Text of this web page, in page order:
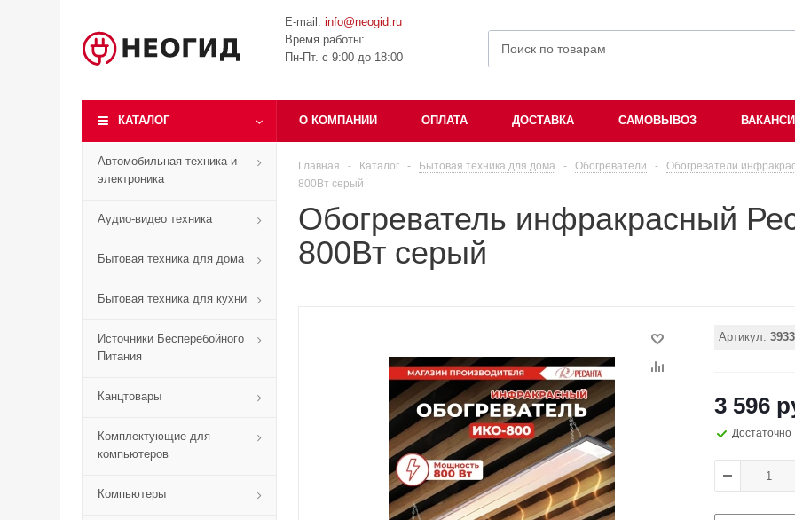
E-mail: info@neogid.ru
Время работы:
Пн-Пт. с 9:00 до 18:00
КАТАЛОГ О КОМПАНИИ ОПЛАТА ДОСТАВКА САМОВЫВОЗ
Автомобильная техника и
электроника
Аудио-видео техника
Бытовая техника для дома
Бытовая техника для кухни
Источники Бесперебойного
Питания
Канцтовары
Комплектующие для
компьютеров
Компьютеры
Главная - Каталог - Бытовая техника для дома - Обогреватели - Обогреватели
800Вт серый
Обогреватель инфракрасный
800Вт серый
Артикул:
3 596
Достаточно